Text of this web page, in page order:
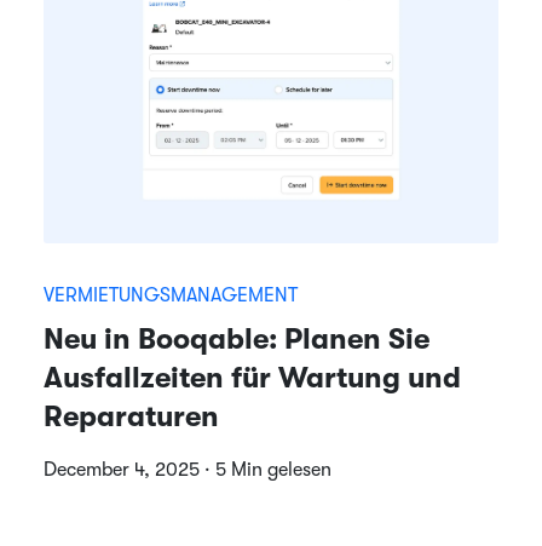
VERMIETUNGSMANAGEMENT
Neu in Booqable: Planen Sie
Ausfallzeiten für Wartung und
Reparaturen
December 4, 2025 · 5 Min gelesen